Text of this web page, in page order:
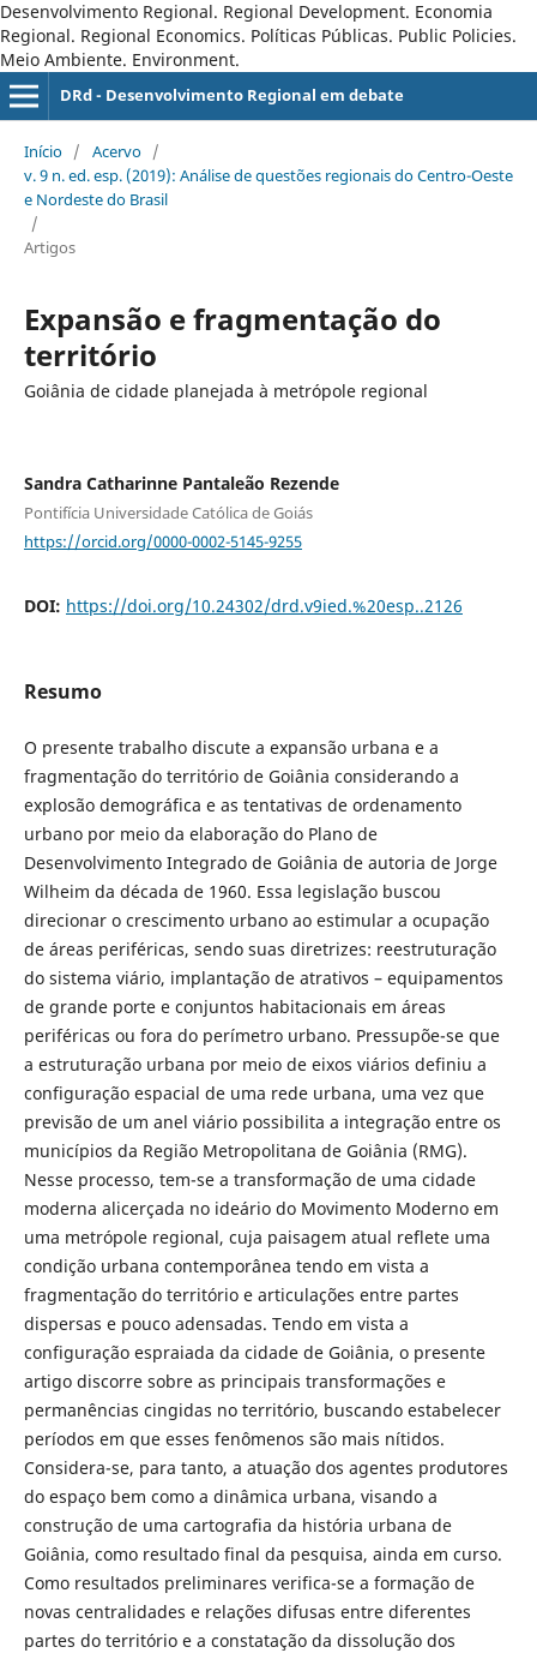
Desenvolvimento Regional. Regional Development. Economia
Regional. Regional Economics. Políticas Públicas. Public Policies.
Meio Ambiente. Environment.
DRd - Desenvolvimento Regional em debate
Início / Acervo /
v. 9 n. ed. esp. (2019): Análise de questões regionais do Centro-Oeste
e Nordeste do Brasil
/
Artigos
Expansão e fragmentação do
território
Goiânia de cidade planejada à metrópole regional
Sandra Catharinne Pantaleão Rezende
Pontifícia Universidade Católica de Goiás
https://orcid.org/0000-0002-5145-9255
DOI: https://doi.org/10.24302/drd.v9ied.%20esp..2126
Resumo
O presente trabalho discute a expansão urbana e a
fragmentação do território de Goiânia considerando a
explosão demográfica e as tentativas de ordenamento
urbano por meio da elaboração do Plano de
Desenvolvimento Integrado de Goiânia de autoria de Jorge
Wilheim da década de 1960. Essa legislação buscou
direcionar o crescimento urbano ao estimular a ocupação
de áreas periféricas, sendo suas diretrizes: reestruturação
do sistema viário, implantação de atrativos – equipamentos
de grande porte e conjuntos habitacionais em áreas
periféricas ou fora do perímetro urbano. Pressupõe-se que
a estruturação urbana por meio de eixos viários definiu a
configuração espacial de uma rede urbana, uma vez que
previsão de um anel viário possibilita a integração entre os
municípios da Região Metropolitana de Goiânia (RMG).
Nesse processo, tem-se a transformação de uma cidade
moderna alicerçada no ideário do Movimento Moderno em
uma metrópole regional, cuja paisagem atual reflete uma
condição urbana contemporânea tendo em vista a
fragmentação do território e articulações entre partes
dispersas e pouco adensadas. Tendo em vista a
configuração espraiada da cidade de Goiânia, o presente
artigo discorre sobre as principais transformações e
permanências cingidas no território, buscando estabelecer
períodos em que esses fenômenos são mais nítidos.
Considera-se, para tanto, a atuação dos agentes produtores
do espaço bem como a dinâmica urbana, visando a
construção de uma cartografia da história urbana de
Goiânia, como resultado final da pesquisa, ainda em curso.
Como resultados preliminares verifica-se a formação de
novas centralidades e relações difusas entre diferentes
partes do território e a constatação da dissolução dos